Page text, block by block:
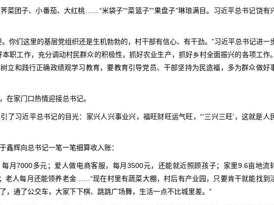
菜团子、小番茄、大红桃……“米袋子”“菜篮子”“果盘子”琳琅满目。习近平总书记饶有
。你们这里的基层党组织还是生机勃勃的，村干部有信心、有干劲。”习近平总书记进一
本职工作，充分调动村民群众的积极性，抓好农业生产，抓好乡村全面振兴的各项工作。
立和践行正确政绩观学习教育，要教育引导党员、干部坚持为民造福，多为群众做好
在家门口热情迎接总书记。
了习近平总书记的目光：家兴人兴事业兴，福旺财旺运气旺，“‘三兴三旺’，这就是人
鑫辉向总书记一笔一笔细算收入账：
每月7000多元；爱人做电商客服，每月3500元，还能就近照顾孩子；家里9.6亩地流
老人每月还能领养老金……“现在村里有蔬菜大棚，村后有产业园，只要肯干就能找到
，通了公交车，大家下下棋、跳跳广场舞，生活一点不比城里差。”